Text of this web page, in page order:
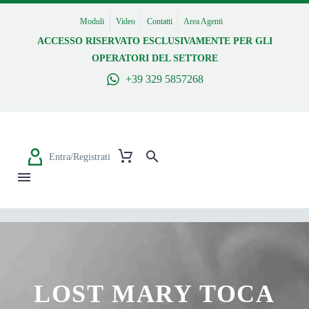
Moduli Video Contatti Area Agenti
ACCESSO RISERVATO ESCLUSIVAMENTE PER GLI
OPERATORI DEL SETTORE
+39 329 5857268
Entra/Registrati
LOST MARY TOCA